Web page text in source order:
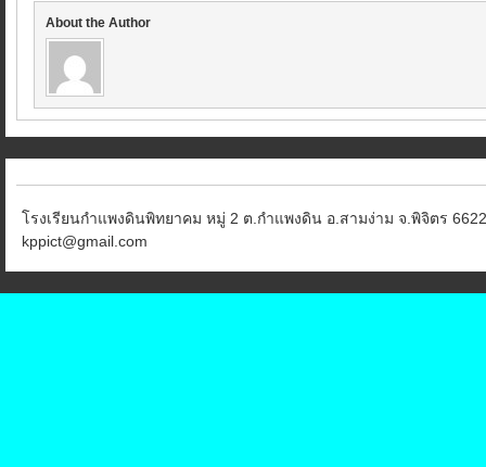
About the Author
โรงเรียนกำแพงดินพิทยาคม หมู่ 2 ต.กำแพงดิน อ.สามง่าม จ.พิจิตร
kppict@gmail.com